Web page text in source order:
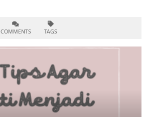
COMMENTS TAGS